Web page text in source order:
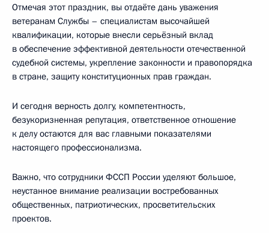
Отмечая этот праздник, вы отдаёте дань уважения
ветеранам Службы – специалистам высочайшей
квалификации, которые внесли серьёзный вклад
в обеспечение эффективной деятельности отечественной
судебной системы, укрепление законности и правопорядка
в стране, защиту конституционных прав граждан.
И сегодня верность долгу, компетентность,
безукоризненная репутация, ответственное отношение
к делу остаются для вас главными показателями
настоящего профессионализма.
Важно, что сотрудники ФССП России уделяют большое,
неустанное внимание реализации востребованных
общественных, патриотических, просветительских
проектов.